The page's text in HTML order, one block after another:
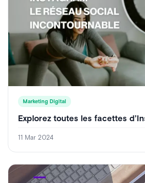
Marketing Digital
Explorez toutes les facettes
11 Mar 2024